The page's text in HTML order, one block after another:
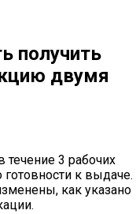
получить
двумя
течение 3 рабочих
к выдаче.
как указано